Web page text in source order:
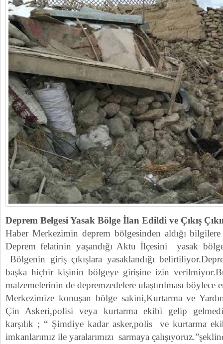
Deprem Belgesi Yasak Bölge İlan Edildi ve Çıkış
Haber Merkezimin deprem bölgesinden aldığı
Deprem felatinin yaşandığı Aktu İlçesini yasak
Bölgenin giriş çıkışlara yasaklandığı
başka hiçbir kişinin bölgeye girişine izin
malzemelerinin de depremzedelere ulaştırılması böylece
Merkezimize konuşan bölge sakini,Kurtarma ve
Çin Askeri,polisi veya kurtarma ekibi gelip
karşılık ; “ Şimdiye kadar asker,polis ve kurtarma
imkanlarımız ile yaralarımızı sarmaya